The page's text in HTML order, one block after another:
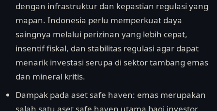
dengan infrastruktur dan kepastian regulasi yang
mapan. Indonesia perlu memperkuat daya
saingnya melalui perizinan yang lebih cepat,
insentif fiskal, dan stabilitas regulasi agar dapat
menarik investasi serupa di sektor tambang emas
dan mineral kritis.
Dampak pada aset safe haven: emas merupakan
salah satu aset safe haven utama bagi investor